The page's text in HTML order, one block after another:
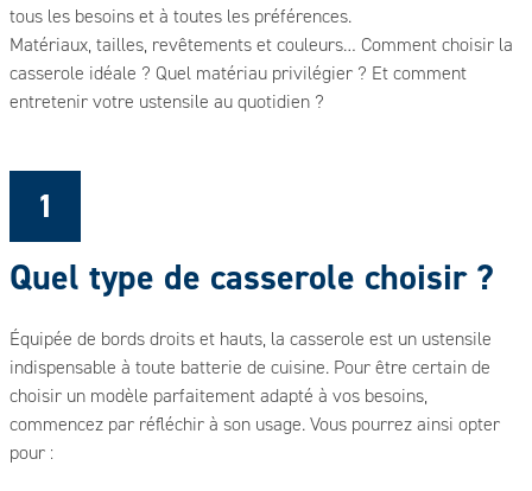
tous les besoins et à toutes les préférences.
Matériaux, tailles, revêtements et couleurs… Comment choisir la
casserole idéale ? Quel matériau privilégier ? Et comment
entretenir votre ustensile au quotidien ?
1
Quel type de casserole choisir ?
Équipée de bords droits et hauts, la casserole est un ustensile
indispensable à toute batterie de cuisine. Pour être certain de
choisir un modèle parfaitement adapté à vos besoins,
commencez par réfléchir à son usage. Vous pourrez ainsi opter
pour :